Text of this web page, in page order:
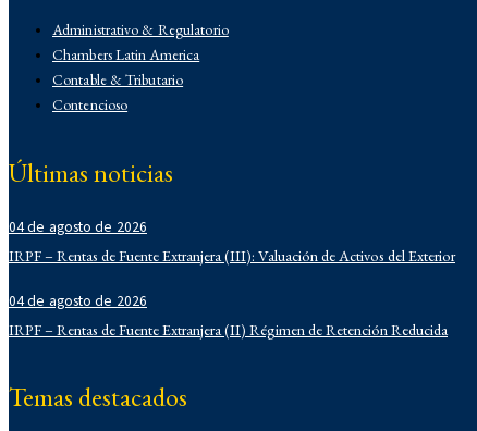
Administrativo & Regulatorio
Chambers Latin America
Contable & Tributario
Contencioso
Demo
IFLR 1000
Institucionales
Latin Lawyer 250
Legal 500
Newsletters
Últimas noticias
04 de agosto de 2026
IRPF – Rentas de Fuente Extranjera (III): Valuación de Activos del Exterior
04 de agosto de 2026
IRPF – Rentas de Fuente Extranjera (II) Régimen de Retención Reducida
Temas destacados